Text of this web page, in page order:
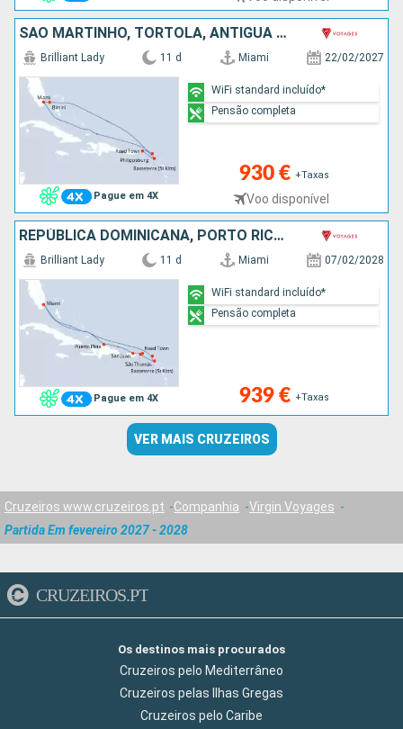
SÃO MARTINHO, TORTOLA, ANTÍGUA E BARBUDA, BAHAMAS, ESTADOS UNIDOS
Pague em 4X
Brilliant Lady 11 d Miami 22/02/2027
930 € +Taxas
Voo disponível
WiFi standard incluído*
Pensão completa
REPÚBLICA DOMINICANA, PORTO RICO, TORTOLA, SÃO TOMÁS, SÃO MARTINHO, ESTADOS UNIDOS
Pague em 4X
Brilliant Lady 11 d Miami 07/02/2028
939 € +Taxas
WiFi standard incluído*
Pensão completa
VER MAIS CRUZEIROS
Cruzeiros www.cruzeiros.pt Companhia
Virgin Voyages
Partida Em fevereiro 2027 - 2028
CRUZEIROS.PT
Os destinos mais procurados
Cruzeiros pelo Mediterrâneo
Cruzeiros pelas Ilhas Gregas
Cruzeiros pelo Caribe